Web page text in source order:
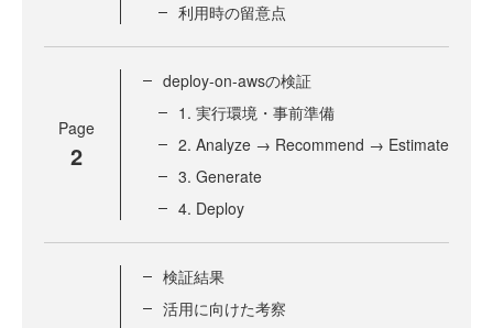
利用時の留意点
Page
2
deploy-on-awsの検証
1. 実行環境・事前準備
2. Analyze → Recommend → Estimate
3. Generate
4. Deploy
検証結果
活用に向けた考察